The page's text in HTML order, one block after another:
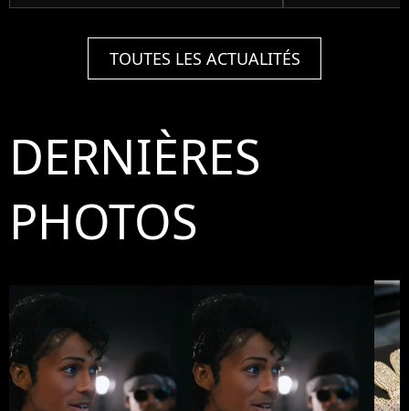
TOUTES LES ACTUALITÉS
DERNIÈRES
PHOTOS